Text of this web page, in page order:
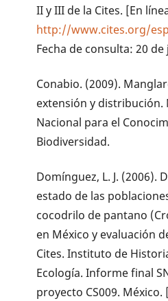
II y III de la Cites. [En
http://www.cites.org/
Fecha de consulta: 20 de
Conabio. (2009).
extensión y distribución.
Nacional para el
Biodiversidad.
Domínguez, L. J. (2006).
estado de las
cocodrilo de pantano
en México y evaluación
Cites. Instituto de
Ecología. Informe final
proyecto CS009. México.